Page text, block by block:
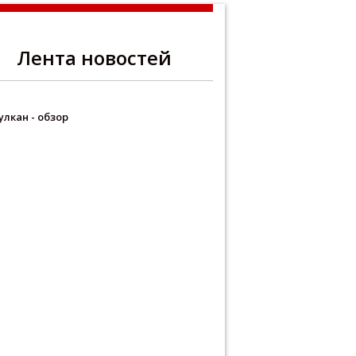
Лента новостей
- обзор